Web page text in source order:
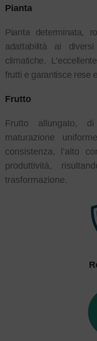
Pianta
Pianta determinata,
adattabilità ai
climatiche.
frutti e garantisce rese
Frutto
Frutto allungato,
maturazione
consistenza, l’alto
produttività,
trasformazione.